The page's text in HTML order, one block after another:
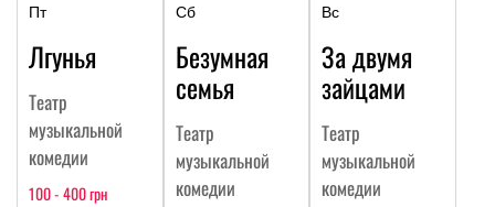
Пт
Лгунья
Театр
музыкальной
комедии
100 - 400 грн
Сб
Безумная
семья
Театр
музыкальной
комедии
Вс
За двумя
зайцами
Театр
музыкальной
комедии